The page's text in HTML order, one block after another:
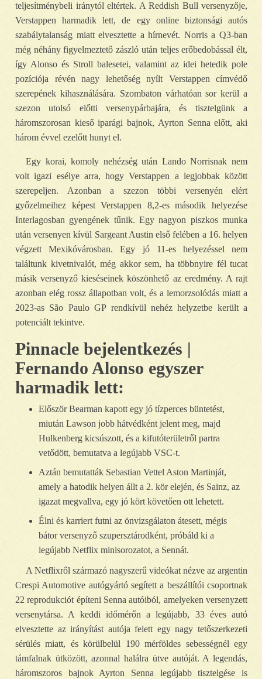
teljesítménybeli iránytól eltértek. A Reddish Bull versenyzője,
Verstappen harmadik lett, de egy online biztonsági autós
szabálytalanság miatt elvesztette a hírnevét. Norris a Q3-ban
még néhány figyelmeztető zászló után teljes erőbedobással élt,
így Alonso és Stroll balesetei, valamint az idei hetedik pole
pozíciója révén nagy lehetőség nyílt Verstappen címvédő
szerepének kihasználására. Szombaton várhatóan sor kerül a
szezon utolsó előtti versenypárbajára, és tisztelgünk a
háromszorosan kieső iparági bajnok, Ayrton Senna előtt, aki
három évvel ezelőtt hunyt el.
Egy korai, komoly nehézség után Lando Norrisnak nem
volt igazi esélye arra, hogy Verstappen a legjobbak között
szerepeljen. Azonban a szezon többi versenyén elért
győzelmeihez képest Verstappen 8,2-es második helyezése
Interlagosban gyengének tűnik. Egy nagyon piszkos munka
után versenyen kívül Sargeant Austin első felében a 16. helyen
végzett Mexikóvárosban. Egy jó 11-es helyezéssel nem
találtunk kivetnivalót, még akkor sem, ha többnyire fél tucat
másik versenyző kieséseinek köszönhető az eredmény. A rajt
azonban elég rossz állapotban volt, és a lemorzsolódás miatt a
2023-as São Paulo GP rendkívül nehéz helyzetbe került a
potenciált tekintve.
Pinnacle bejelentkezés |
Fernando Alonso egyszer
harmadik lett:
Először Bearman kapott egy jó tízperces büntetést,
miután Lawson jobb hátvédként jelent meg, majd
Hulkenberg kicsúszott, és a kifutóterületről partra
vetődött, bemutatva a legújabb VSC-t.
Aztán bemutatták Sebastian Vettel Aston Martinját,
amely a hatodik helyen állt a 2. kör elején, és Sainz, az
igazat megvallva, egy jó kört követően ott lehetett.
Élni és karriert futni az önvizsgálaton átesett, mégis
bátor versenyző szupersztárodként, próbáld ki a
legújabb Netflix minisorozatot, a Sennát.
A Netflixről származó nagyszerű videókat nézve az argentin
Crespi Automotive autógyártó segített a beszállítói csoportnak
22 reprodukciót építeni Senna autóiból, amelyeken versenyzett
versenytársa. A keddi időmérőn a legújabb, 33 éves autó
elvesztette az irányítást autója felett egy nagy tetőszerkezeti
sérülés miatt, és körülbelül 190 mérföldes sebességnél egy
támfalnak ütközött, azonnal halálra ütve autóját. A legendás,
háromszoros bajnok Ayrton Senna legújabb tisztelgése is